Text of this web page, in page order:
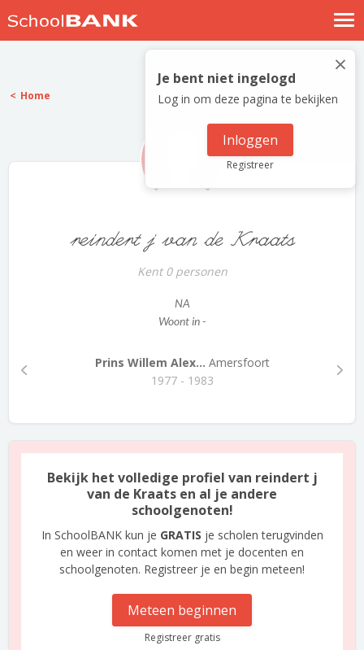
Nostalgische verhalen
Log in
Meld je gratis aan
×
Je bent niet ingelogd
Log in om deze pagina te bekijken
Inloggen
Registreer
Home
reindert j van de Kraats
Kent 0 personen
NA
Woont in -
Prins Willem Alex... Amersfoort
1977 - 1983
Bekijk het volledige profiel van reindert j
van de Kraats en al je andere
schoolgenoten!
In SchoolBANK kun je GRATIS je scholen terugvinden
en weer in contact komen met je docenten en
schoolgenoten. Registreer je en begin meteen!
Meteen beginnen
Registreer gratis